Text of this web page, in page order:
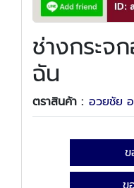
ช่างกระจ
ฉัน
ตราสินค้า : อวยชัย
ข